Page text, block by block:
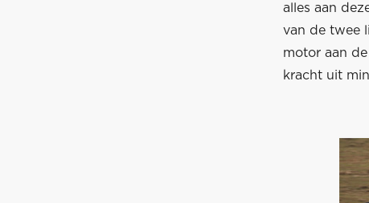
alles aan
van de twee
motor aan
kracht uit